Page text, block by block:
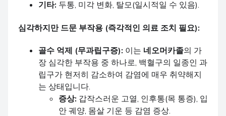
기타: 두통, 미각 변화, 탈모(일시적일 수 있음).
심각하지만 드문 부작용 (즉각적인 의료 조치 필요):
골수 억제 (무과립구증): 이는 네오머카졸의 가
장 심각한 부작용 중 하나로, 백혈구의 일종인 과
립구가 현저히 감소하여 감염에 매우 취약해지
는 상태입니다.
증상: 갑작스러운 고열, 인후통(목 통증), 입
안 궤양, 몸살 기운 등 감염 증상.